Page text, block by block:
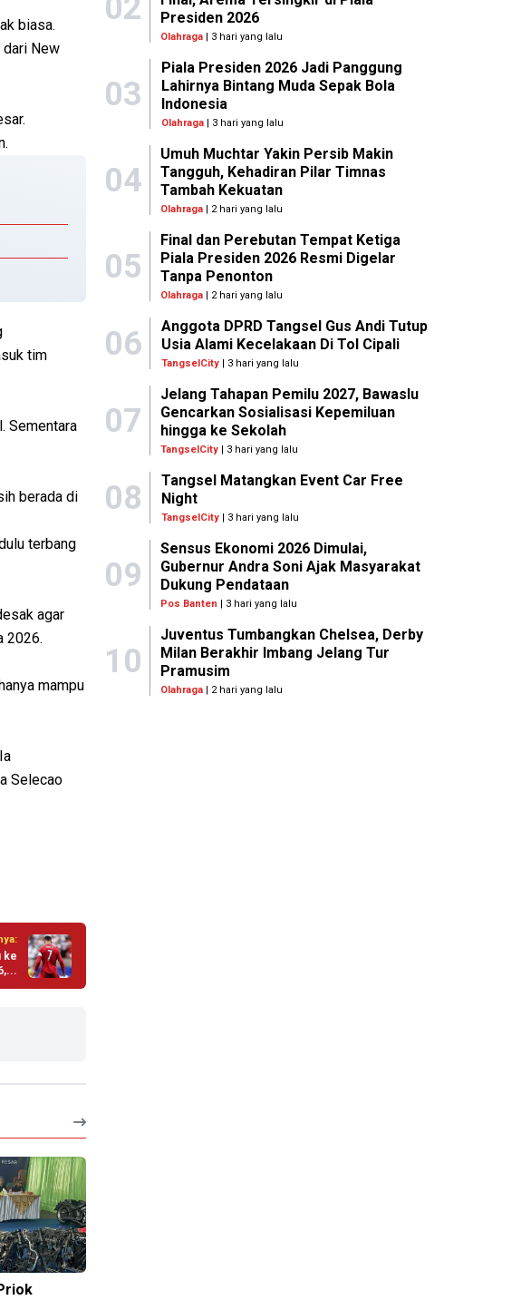
biasa.
dari New
tim
Sementara
berada di
terbang
agar
2026.
mampu
Selecao
ke
02
Presiden 2026
Olahraga | 3 hari yang lalu
03
Piala Presiden 2026 Jadi Panggung
Lahirnya Bintang Muda Sepak Bola
Indonesia
Olahraga| 3 hari yang lalu
04
Umuh Muchtar Yakin Persib Makin
Tangguh, Kehadiran Pilar Timnas
Tambah Kekuatan
Olahraga | 2 hari yang lalu
05
Final dan Perebutan Tempat Ketiga
Piala Presiden 2026 Resmi Digelar
Tanpa Penonton
Olahraga | 2 hari yang lalu
06
Anggota DPRD Tangsel Gus Andi Tutup
Usia Alami Kecelakaan Di Tol Cipali
TangselCity| 3 hari yang lalu
07
Jelang Tahapan Pemilu 2027, Bawaslu
Gencarkan Sosialisasi Kepemiluan
hingga ke Sekolah
TangselCity | 3 hari yang lalu
08
Tangsel Matangkan Event Car Free
Night
TangselCity| 3 hari yang lalu
09
Sensus Ekonomi 2026 Dimulai,
Gubernur Andra Soni Ajak Masyarakat
Dukung Pendataan
Pos Banten | 3 hari yang lalu
10
Juventus Tumbangkan Chelsea, Derby
Milan Berakhir Imbang Jelang Tur
Pramusim
Olahraga | 2 hari yang lalu